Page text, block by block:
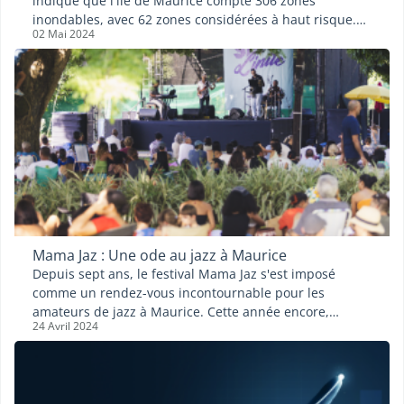
inondables, avec 62 zones considérées à haut risque.
Cet article examine les implications de cette
vulnérabilité pour les résidents et propose des
recommandations pour une meilleure préparation et
gestion des risques d'inondation.
02 Mai 2024
Mama Jaz : Une ode au jazz à Maurice
Depuis sept ans, le festival Mama Jaz s'est imposé
comme un rendez-vous incontournable pour les
amateurs de jazz à Maurice. Cette année encore,
l'événement a su ravir les mélomanes avec une
24 Avril 2024